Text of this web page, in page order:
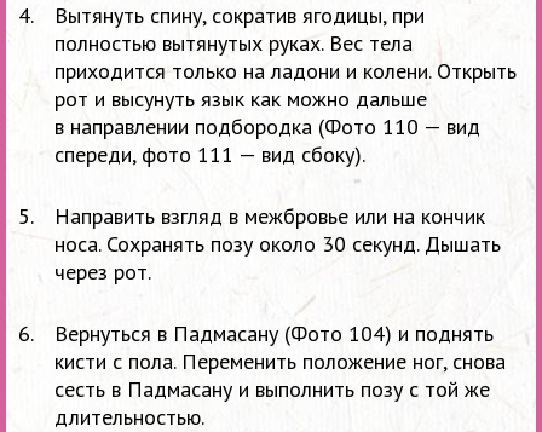
Вытянуть спину, сократив ягодицы, при
полностью вытянутых руках. Вес тела
приходится только наладони и колени. Открыть
рот и высунуть язык как можно дальше
в направлении подбородка (Фото 110 — вид
спереди, фото 111 — вид сбоку).
Направить взгляд в межбровье или на кончик
носа. Сохранять позу около 30 секунд. Дышать
через рот.
Вернуться в Падмасану (Фото 104) и поднять
кисти с пола. Переменить положение ног, снова
сесть в Падмасану и выполнить позу с той же
длительностью.